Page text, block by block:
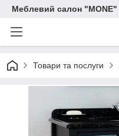
Меблевий салон "MONE"
Товари та послуги